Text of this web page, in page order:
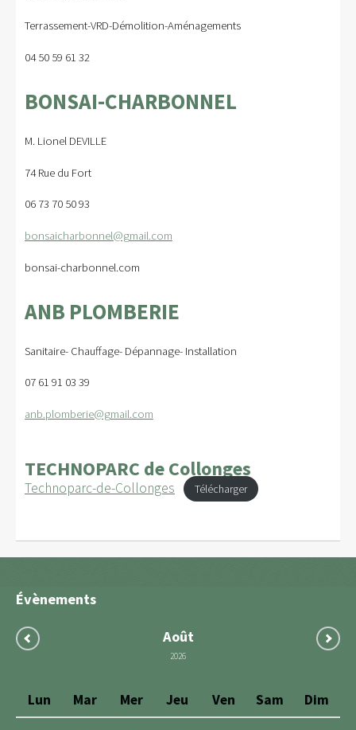
Terrassement-VRD-Démolition-Aménagements
04 50 59 61 32
BONSAI-CHARBONNEL
M. Lionel DEVILLE
74 Rue du Fort
06 73 70 50 93
bonsaicharbonnel@gmail.com
bonsai-charbonnel.com
ANB PLOMBERIE
Sanitaire- Chauffage- Dépannage- Installation
07 61 91 03 39
anb.plomberie@gmail.com
TECHNOPARC de Collonges
Technoparc-de-Collonges Télécharger
Évènements
Août
2026
Lun Mar Mer Jeu Ven Sam Dim